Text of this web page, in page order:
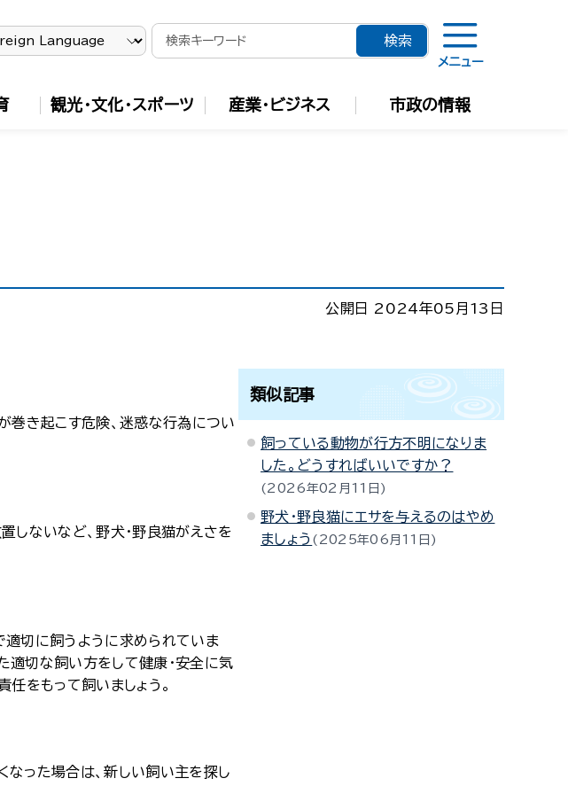
メニュー
観光・文化・スポーツ 産業・ビジネス 市政の情報
公開日 2024年05月13日
巻き起こす危険、迷惑な行為につい
しないなど、野犬・野良猫がえさを
適切に飼うように求められていま
適切な飼い方をして健康・安全に気
任をもって飼いましょう。
なった場合は、新しい飼い主を探し
類似記事
飼っている動物が行方不明になりま
した。どうすればいいですか？
2026年02月11日
野犬・野良猫にエサを与えるのはやめ
ましょう
2025年06月11日